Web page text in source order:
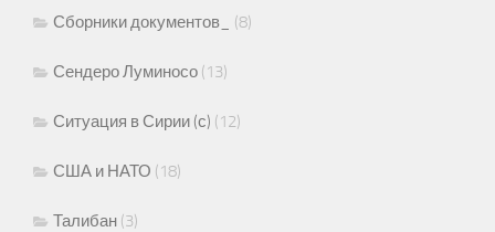
Сборники документов_ (8)
Сендеро Луминосо (13)
Ситуация в Сирии (с) (12)
США и НАТО (18)
Талибан (3)